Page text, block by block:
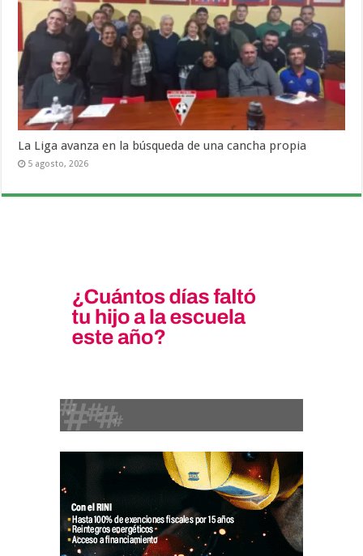
La Liga avanza en la búsqueda de una cancha propia
5 agosto, 2026